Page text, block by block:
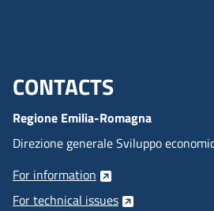
Menu footer
CONTACTS
Regione Emilia-Romagna
Direzione generale Sviluppo
For information
For technical issues